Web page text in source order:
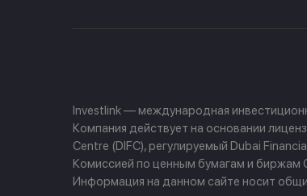
Investlink — международная
Компания действует на основании
Centre (DIFC), регулируемый Dubai
Комиссией по ценным бумагам и биржам
Информация на данном сайте носит